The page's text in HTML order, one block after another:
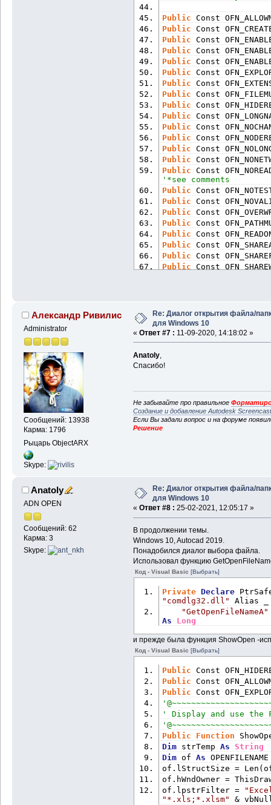
Public Const
Public Const
Public Const
Public Const
Public Const
Public Const
Public Const
Public Const
Public Const
Public Const
Public Const
Public Const
Public Const
Public Const
Public Const
'*see comments
Public Const
Public Const
Public Const
Public Const
Public Const
Public Const
Public Const
Public Const
Public Const
Public Const
Private Type
lStructSize As Long
hInstance
nMaxCustFilter
nFilterIndex As Long
lpstrFile As String
nMaxFile
flags As Long
nFileOffset
nFileExtension As
lpstrDefExt As String
lCustData
lpfnHook As LongPtr
lpTemplateName As
End Type
hWndOwner As
pidlRoot As
lpszTitle
ulFlags As
lpfnCallback
lParam As
iImage As Long
End Type
'====== Folder
Public
Function
String, ByVal
Dim ReturnPath As
Dim b(MAX_PATH) As
Dim pItem As LongPtr
Dim sFullPath As
Dim bi As BROWSEINFO
Dim ppidl As Long
Александр Ривилис
Administrator
Сообщений: 13938
Карма: 1796
Рыцарь ObjectARX
Skype:
Re: Диалог открытия файла/
для Windows 10
« Ответ #7 : 11-09-2020, 14:18:02 »
Anatoly,
Спасибо!
Не забывайте про правильное
Создание и добавление Autodesk
Если Вы задали вопрос и на форуме
Решение
Anatoly
ADN OPEN
Сообщений: 62
Карма: 3
Skype:
Re: Диалог открытия файла/
для Windows 10
« Ответ #8 : 25-02-2021, 12:05:17 »
В продолжении темы.
Windows 10, Autocad 2019.
Понадобился диалог выбора файла.
Использовал функцию
Код - Visual Basic [Выбрать]
Private Declare
"comdlg32.dll"
Alias _
"GetOpenFileNameA"
As
Long
и прежде была функция ShowOpen -
Код - Visual Basic [Выбрать]
Public Const
Public Const
Public Const
' Display and use the
Public
Function
Dim strTemp As
String
Dim of As OPENFILENAME
of.lStructSize =
of.hWndOwner =
of.lpstrFilter =
"*.xls;*.xlsm"
&